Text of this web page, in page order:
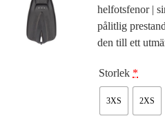
helfotsfenor |
pålitlig
den till ett
Storlek *
3XS 2XS